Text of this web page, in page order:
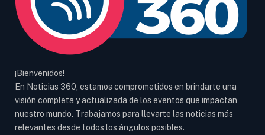
¡Bienvenidos!
En Noticias 360, estamos comprometidos en brindarte una
visión completa y actualizada de los eventos que impactan
nuestro mundo. Trabajamos para llevarte las noticias más
relevantes desde todos los ángulos posibles.